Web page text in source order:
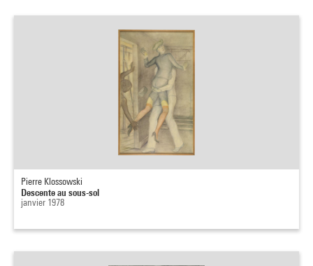
Pierre Klossowski
Descente au sous-sol
janvier 1978